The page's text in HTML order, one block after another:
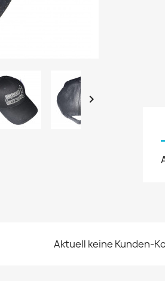

Aktuell keine Kunden-